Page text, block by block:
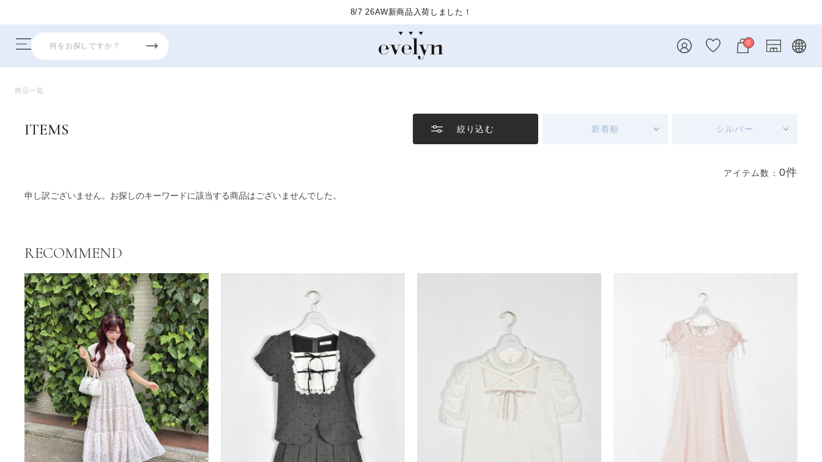
8/7 26AW新商品入荷しました！
0
商品一覧
ITEMS 絞り込む 新着順 シルバー
アイテム数： 0件
商品一覧
申し訳ございません。お探しのキーワードに該当する商品はございませんでした。
RECOMMEND